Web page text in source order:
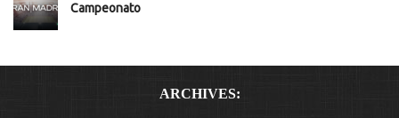
Campeonato
ARCHIVES: